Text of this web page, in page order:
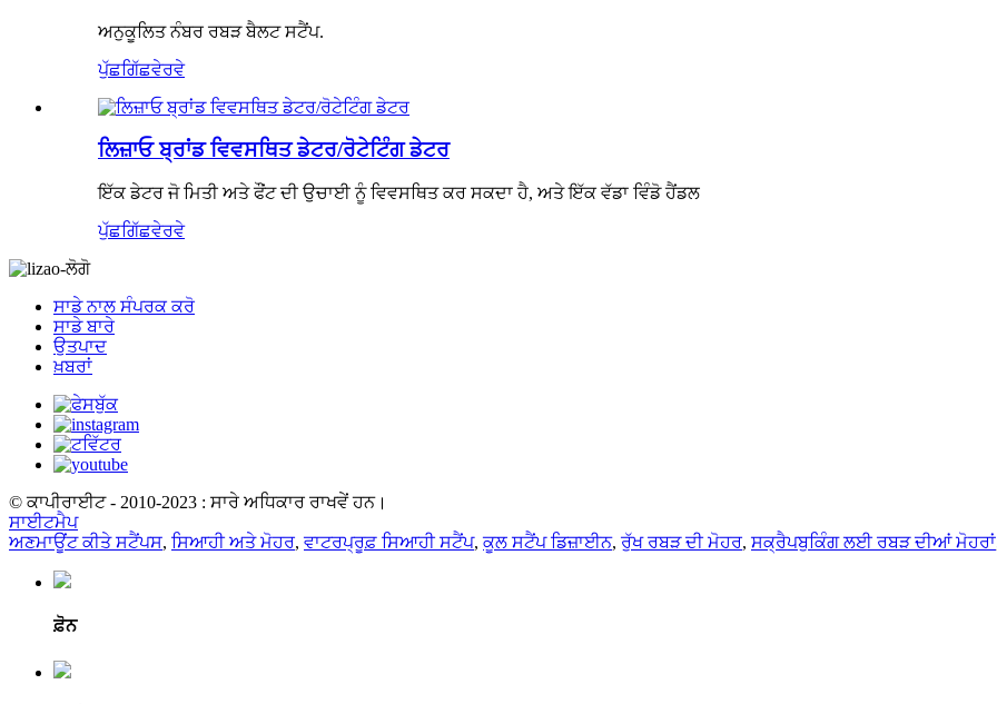
ਅਨੁਕੂਲਿਤ ਨੰਬਰ ਰਬੜ ਬੈਲਟ ਸਟੈਂਪ.
ਪੁੱਛਗਿੱਛਵੇਰਵੇ
ਲਿਜ਼ਾਓ ਬ੍ਰਾਂਡ ਵਿਵਸਥਿਤ ਡੇਟਰ/ਰੋਟੇਟਿੰਗ ਡੇਟਰ
ਇੱਕ ਡੇਟਰ ਜੋ ਮਿਤੀ ਅਤੇ ਫੌਂਟ ਦੀ ਉਚਾਈ ਨੂੰ ਵਿਵਸਥਿਤ ਕਰ ਸਕਦਾ ਹੈ, ਅਤੇ ਇੱਕ ਵੱਡਾ ਵਿੰਡੋ ਹੈਂਡਲ
ਪੁੱਛਗਿੱਛਵੇਰਵੇ
ਸਾਡੇ ਨਾਲ ਸੰਪਰਕ ਕਰੋ
ਸਾਡੇ ਬਾਰੇ
ਉਤਪਾਦ
ਖ਼ਬਰਾਂ
© ਕਾਪੀਰਾਈਟ - 2010-2023 : ਸਾਰੇ ਅਧਿਕਾਰ ਰਾਖਵੇਂ ਹਨ।
ਸਾਈਟਮੈਪ
ਅਣਮਾਊਂਟ ਕੀਤੇ ਸਟੈਂਪਸ, ਸਿਆਹੀ ਅਤੇ ਮੋਹਰ, ਵਾਟਰਪ੍ਰੂਫ਼ ਸਿਆਹੀ ਸਟੈਂਪ,ਕੂਲ ਸਟੈਂਪ ਡਿਜ਼ਾਈਨ, ਰੁੱਖ ਰਬੜ ਦੀ ਮੋਹਰ, ਸਕ੍ਰੈਪਬੁਕਿੰਗ ਲਈ ਰਬੜ ਦੀਆਂ ਮੋਹਰਾਂ
ਫ਼ੋਨ